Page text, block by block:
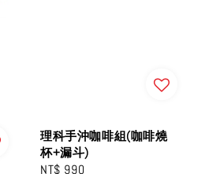
理科手沖咖啡組(咖啡燒
杯+漏斗)
Regular
NT$ 990